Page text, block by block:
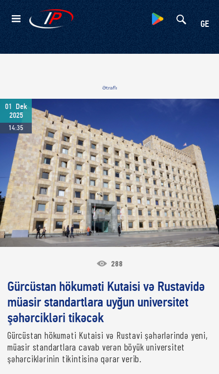
GE
Kateqoriyalar
Ətraflı
01
Dek
2025
14:35
288
Gürcüstan hökuməti Kutaisi və Rustavidə
müasir standartlara uyğun universitet
şəhərcikləri tikəcək
Gürcüstan hökuməti Kutaisi və Rustavi şəhərlərində yeni,
müasir standartlara cavab verən böyük universitet
şəhərciklərinin tikintisinə qərar verib.